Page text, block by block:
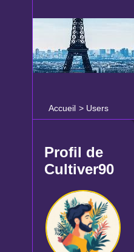
Accueil > Users
Profil de
Cultiver90